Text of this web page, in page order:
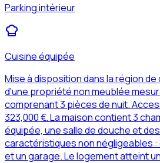
Parking intérieur
Cuisine équipée
Mise à disposition dans la région
d'une propriété non meublée
comprenant 3 pièces de nuit.
323,000 €. La maison contient 3
équipée, une salle de douche et
caractéristiques non négligeables
et un garage. Le logement atteint un